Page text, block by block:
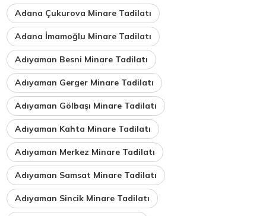
Adana Çukurova Minare Tadilatı
Adana İmamoğlu Minare Tadilatı
Adıyaman Besni Minare Tadilatı
Adıyaman Gerger Minare Tadilatı
Adıyaman Gölbaşı Minare Tadilatı
Adıyaman Kahta Minare Tadilatı
Adıyaman Merkez Minare Tadilatı
Adıyaman Samsat Minare Tadilatı
Adıyaman Sincik Minare Tadilatı